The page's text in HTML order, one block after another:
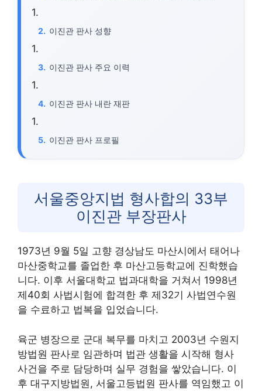
이진관 판사 성향
이진관 판사 주요 이력
이진관 판사 내란 재판
이진관 판사 프로필
서울중앙지법 형사합의 33부
이진관 부장판사
1973년 9월 5일 고향 경상남도 마산시에서 태어나
마산중학교를 졸업한 후 마산고등학교에 진학했습
니다. 이후 서울대학교 법과대학을 거쳐서 1998년
제40회 사법시험에 합격한 후 제32기 사법연수원
을 수료하고 법복을 입었습니다.
육군 병장으로 군대 복무를 마치고 2003년 수원지
방법원 판사로 임관하며 법관 생활을 시작해 형사
사건을 주로 담당하며 실무 경험을 쌓았습니다. 이
후 대구지방법원, 서울고등법원 판사를 역임했고 이